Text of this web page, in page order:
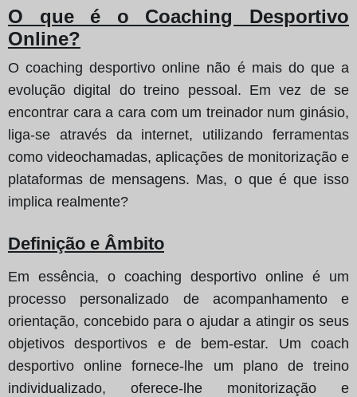
O que é o Coaching Desportivo
Online?
O coaching desportivo online não é mais do que a
evolução digital do treino pessoal. Em vez de se
encontrar cara a cara com um treinador num ginásio,
liga-se através da internet, utilizando ferramentas
como videochamadas, aplicações de monitorização e
plataformas de mensagens. Mas, o que é que isso
implica realmente?
Definição e Âmbito
Em essência, o coaching desportivo online é um
processo personalizado de acompanhamento e
orientação, concebido para o ajudar a atingir os seus
objetivos desportivos e de bem-estar. Um coach
desportivo online fornece-lhe um plano de treino
individualizado, oferece-lhe monitorização e